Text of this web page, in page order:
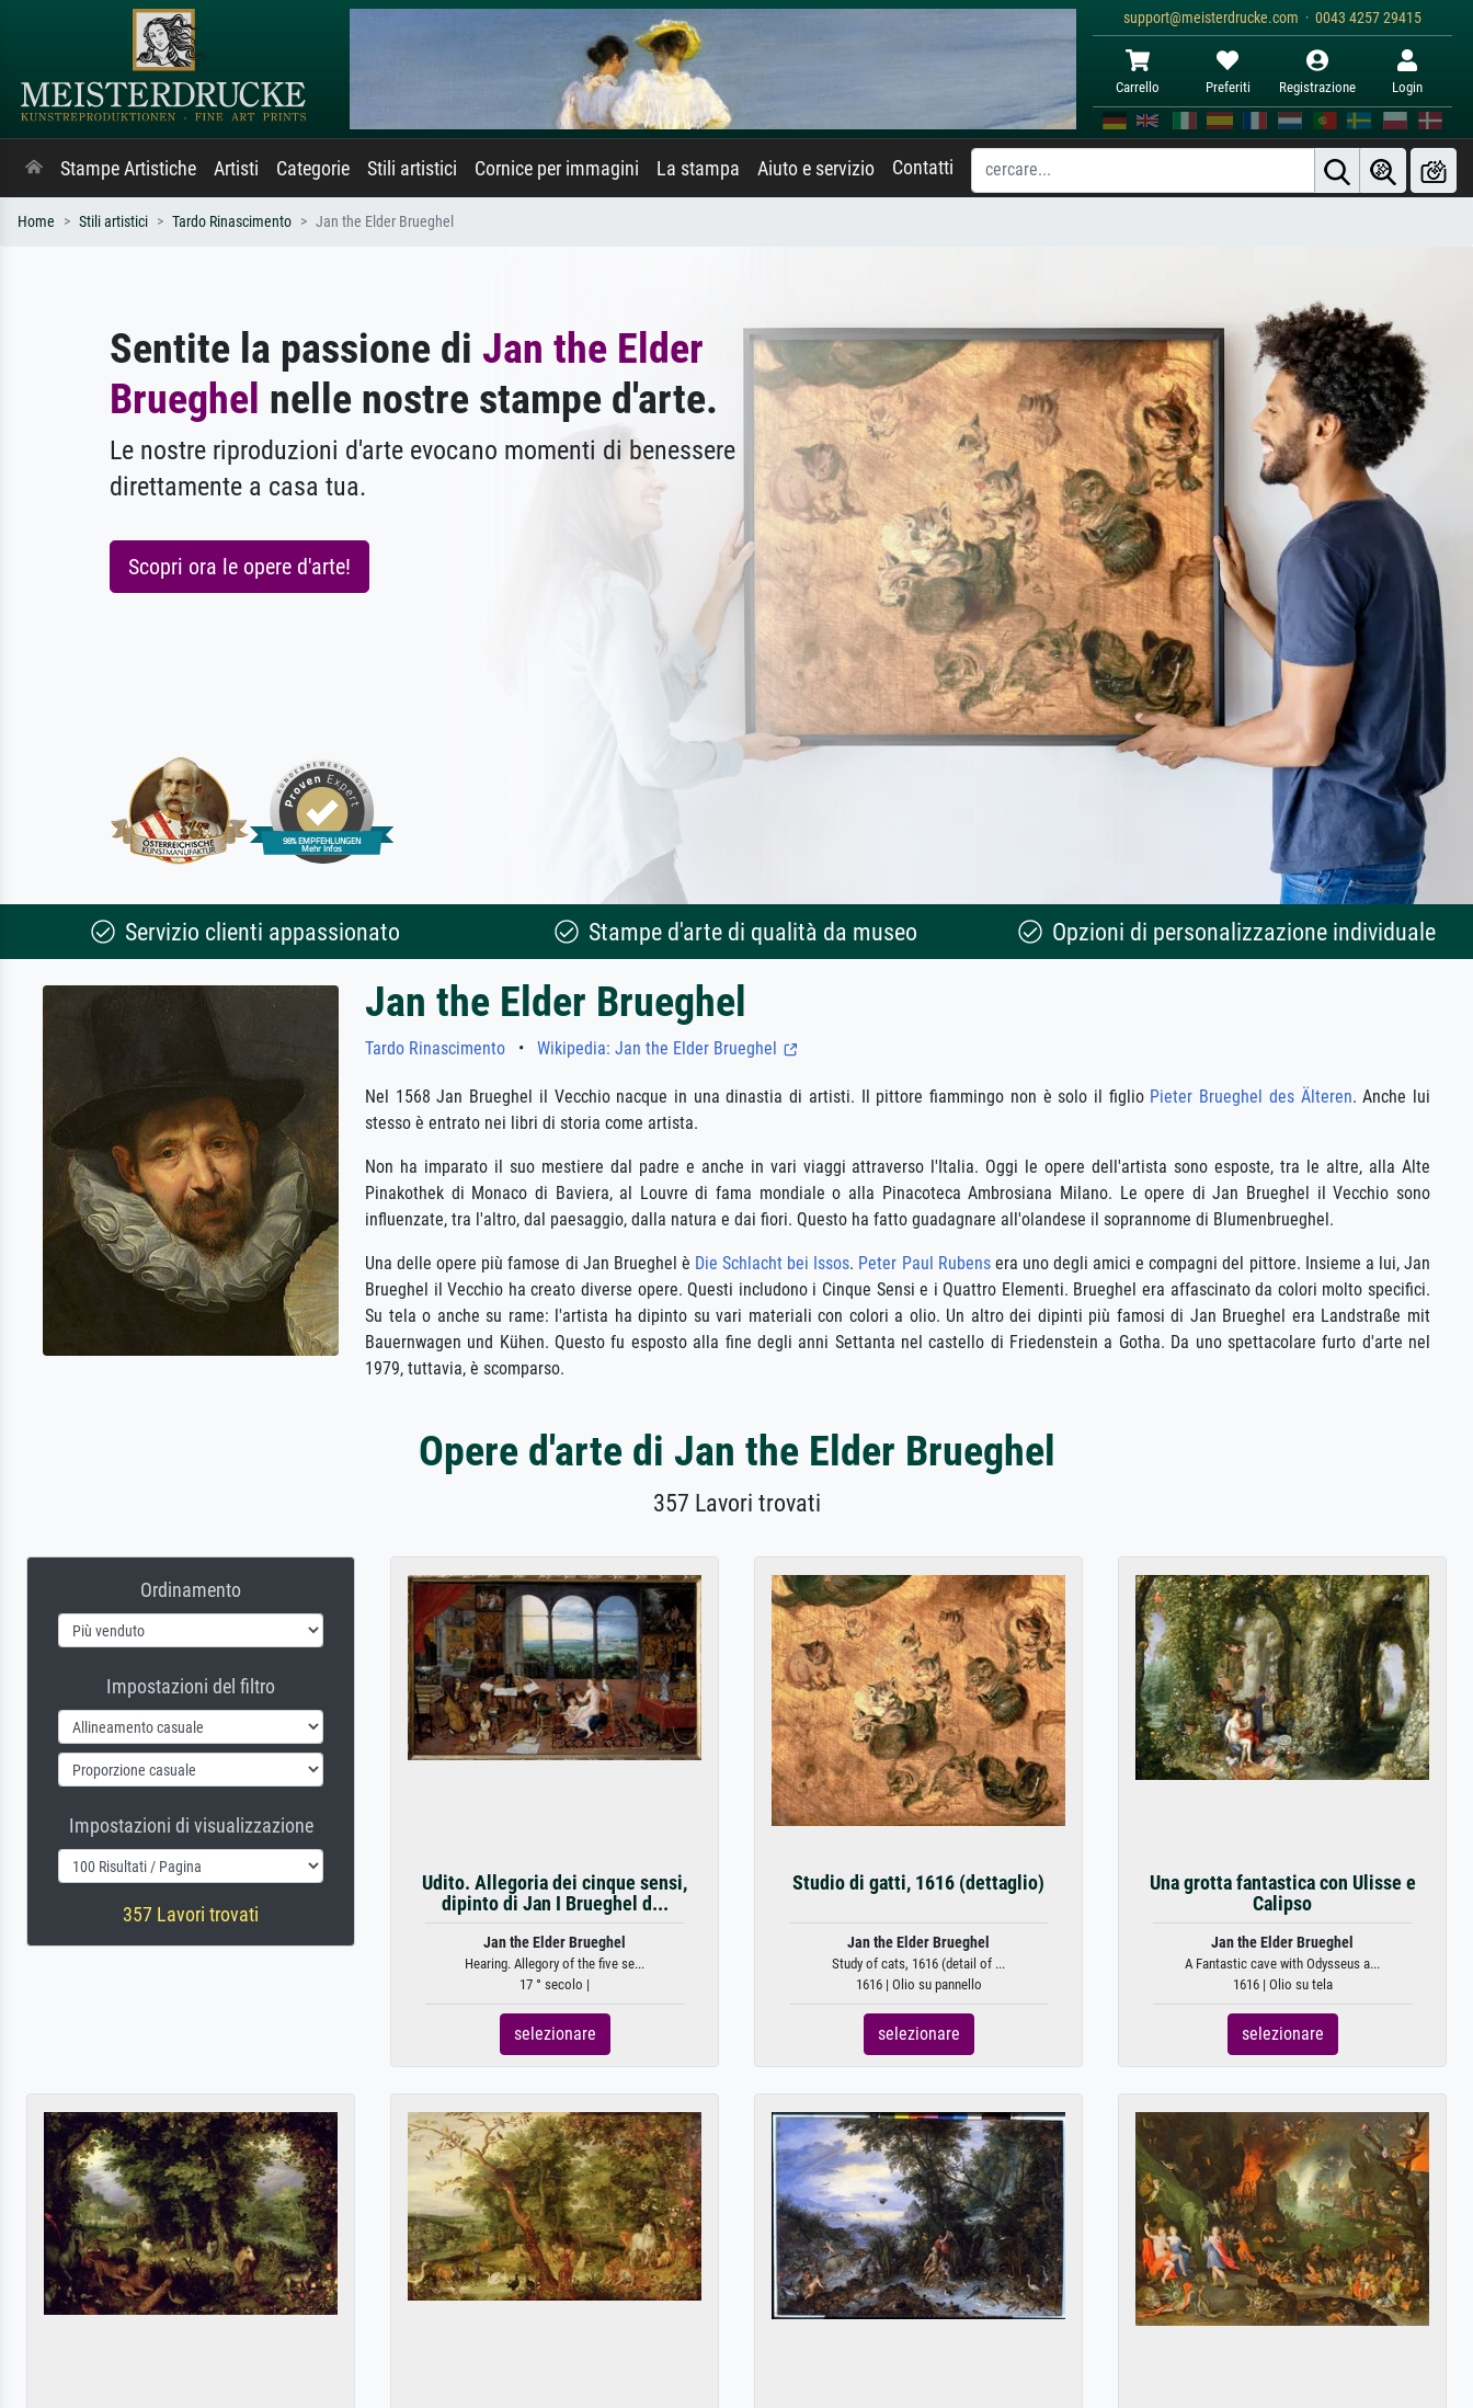
support@meisterdrucke.com · 0043 4257 29415
Carrello Preferiti Registrazione Login
Stampe Artistiche Artisti Categorie Stili artistici Cornice per immagini La stampa Aiuto e servizio Contatti
Home Stili artistici Tardo Rinascimento Jan the Elder Brueghel
Sentite la passione di Jan the Elder
Brueghel nelle nostre stampe d'arte.
Le nostre riproduzioni d'arte evocano momenti di benessere
direttamente a casa tua.
Scopri ora le opere d'arte!
Servizio clienti appassionato Stampe d'arte di qualità da museo Opzioni di personalizzazione individuale
Jan the Elder Brueghel
Tardo Rinascimento • Wikipedia: Jan the Elder Brueghel
Nel 1568 Jan Brueghel il Vecchio nacque in una dinastia di artisti. Il pittore fiammingo non è solo il figlio Pieter Brueghel des Älteren. Anche lui
stesso è entrato nei libri di storia come artista.
Non ha imparato il suo mestiere dal padre e anche in vari viaggi attraverso l'Italia. Oggi le opere dell'artista sono esposte, tra le altre, alla Alte
Pinakothek di Monaco di Baviera, al Louvre di fama mondiale o alla Pinacoteca Ambrosiana Milano. Le opere di Jan Brueghel il Vecchio sono
influenzate, tra l'altro, dal paesaggio, dalla natura e dai fiori. Questo ha fatto guadagnare all'olandese il soprannome di Blumenbrueghel.
Una delle opere più famose di Jan Brueghel è Die Schlacht bei Issos. Peter Paul Rubensera uno degli amici e compagni del pittore. Insieme a lui, Jan
Brueghel il Vecchio ha creato diverse opere. Questi includono i Cinque Sensi e i Quattro Elementi. Brueghel era affascinato da colori molto specifici.
Su tela o anche su rame: l'artista ha dipinto su vari materiali con colori a olio. Un altro dei dipinti più famosi di Jan Brueghel era Landstraße mit
Bauernwagen und Kühen. Questo fu esposto alla fine degli anni Settanta nel castello di Friedenstein a Gotha. Da uno spettacolare furto d'arte nel
1979, tuttavia, è scomparso.
Opere d'arte di Jan the Elder Brueghel
357 Lavori trovati
Ordinamento
Impostazioni del filtro
Impostazioni di visualizzazione
357 Lavori trovati
Udito. Allegoria dei cinque sensi,
dipinto di Jan I Brueghel d...
Jan the Elder Brueghel
Hearing. Allegory of the five se...
17 ° secolo |
selezionare
Studio di gatti, 1616 (dettaglio)
Jan the Elder Brueghel
Study of cats, 1616 (detail of ...
1616 | Olio su pannello
selezionare
Una grotta fantastica con Ulisse e
Calipso
Jan the Elder Brueghel
A Fantastic cave with Odysseus a...
1616 | Olio su tela
selezionare